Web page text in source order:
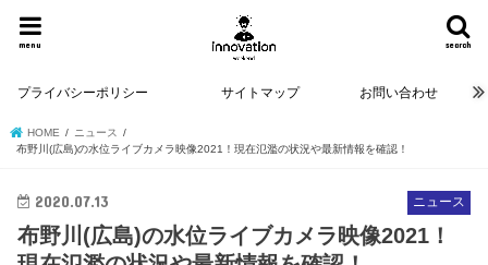
search
menu
プライバシーポリシー サイトマップ お問い合わせ
HOME
ニュース
布野川(広島)の水位ライブカメラ映像2021！現在氾濫の状況や最新情報を確認！
ニュース
2020.07.13
布野川(広島)の水位ライブカメラ映像2021！